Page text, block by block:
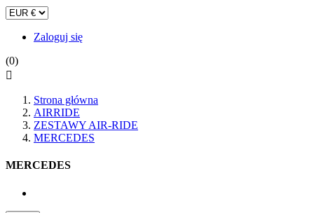
Zaloguj się
(0)

Strona główna
AIRRIDE
ZESTAWY AIR-RIDE
MERCEDES
MERCEDES